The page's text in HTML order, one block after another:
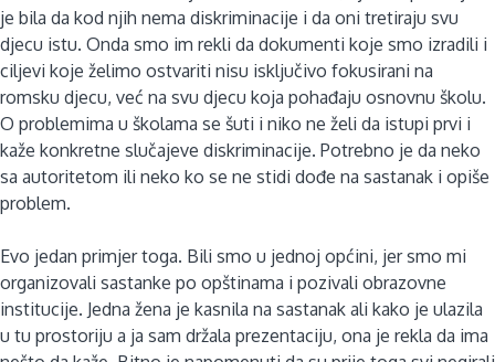
je bila da kod njih nema diskriminacije i da oni tretiraju svu
djecu istu. Onda smo im rekli da dokumenti koje smo izradili i
ciljevi koje želimo ostvariti nisu isključivo fokusirani na
romsku djecu, već na svu djecu koja pohađaju osnovnu školu.
O problemima u školama se šuti i niko ne želi da istupi prvi i
kaže konkretne slučajeve diskriminacije. Potrebno je da neko
sa autoritetom ili neko ko se ne stidi dođe na sastanak i opiše
problem.
Evo jedan primjer toga. Bili smo u jednoj općini, jer smo mi
organizovali sastanke po opštinama i pozivali obrazovne
institucije. Jedna žena je kasnila na sastanak ali kako je ulazila
u tu prostoriju a ja sam držala prezentaciju, ona je rekla da ima